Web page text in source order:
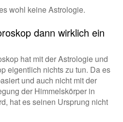
wohl keine Astrologie.
dann wirklich ein
hat mit der Astrologie und
eigentlich nichts zu tun. Da es
und auch nicht mit der
der Himmelskörper in
hat es seinen Ursprung nicht